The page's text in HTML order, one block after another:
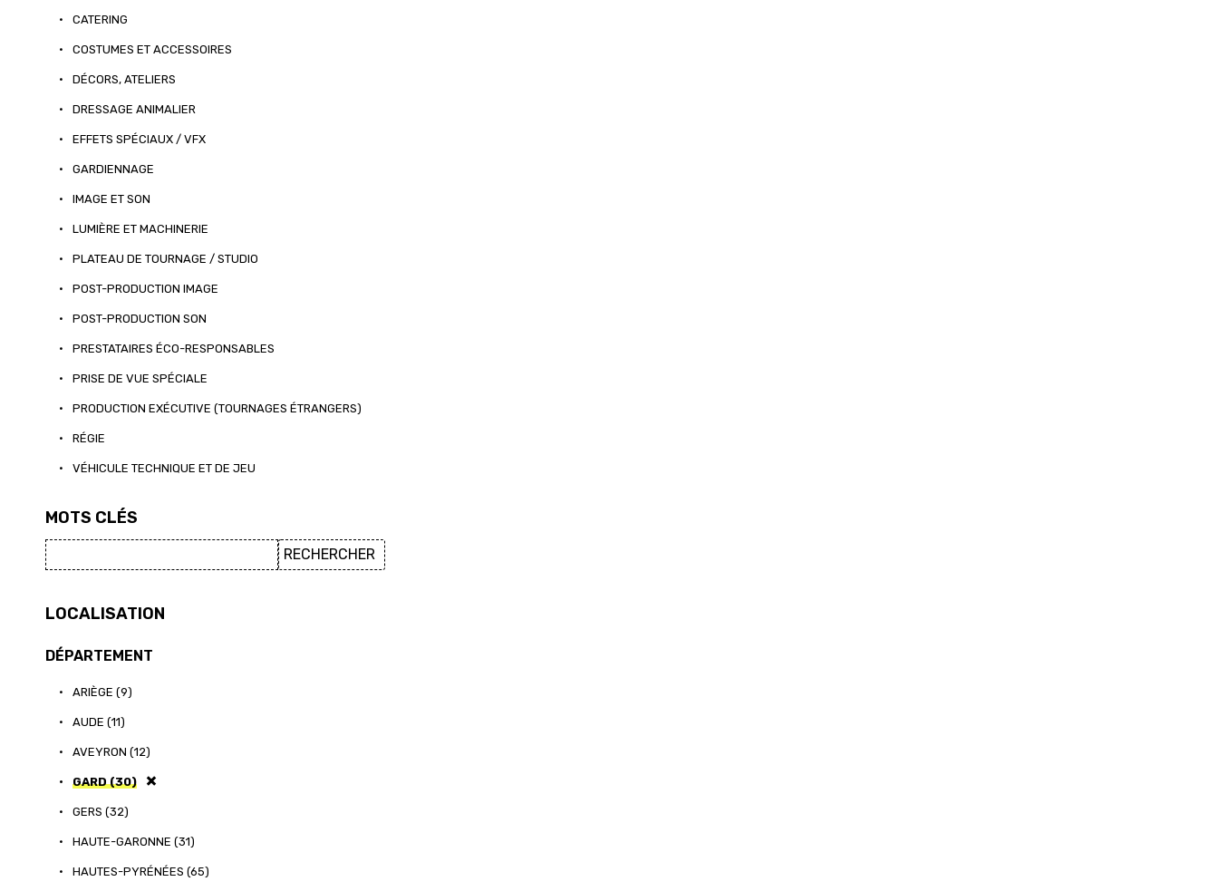
• CATERING
• COSTUMES ET ACCESSOIRES
• DÉCORS, ATELIERS
• DRESSAGE ANIMALIER
• EFFETS SPÉCIAUX / VFX
• GARDIENNAGE
• IMAGE ET SON
• LUMIÈRE ET MACHINERIE
• PLATEAU DE TOURNAGE / STUDIO
• POST-PRODUCTION IMAGE
• POST-PRODUCTION SON
• PRESTATAIRES ÉCO-RESPONSABLES
• PRISE DE VUE SPÉCIALE
• PRODUCTION EXÉCUTIVE (TOURNAGES ÉTRANGERS)
• RÉGIE
• VÉHICULE TECHNIQUE ET DE JEU
MOTS CLÉS
LOCALISATION
DÉPARTEMENT
• ARIÈGE (9)
• AUDE (11)
• AVEYRON (12)
• GARD (30)
• GERS (32)
• HAUTE-GARONNE (31)
• HAUTES-PYRÉNÉES (65)